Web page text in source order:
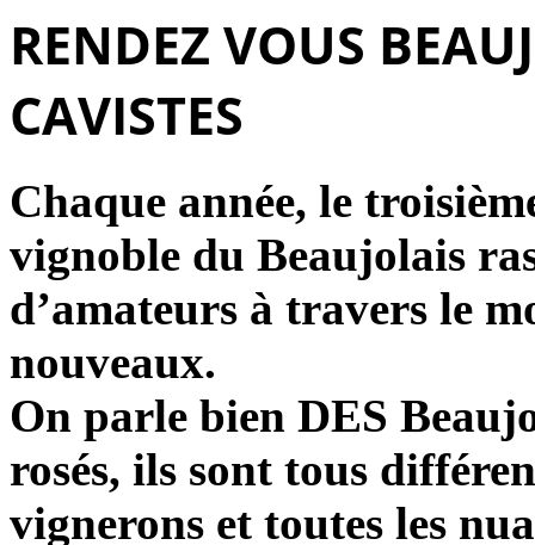
RENDEZ VOUS
CAVISTES
Chaque année, le
vignoble du Beaujolais
d’amateurs à travers le
nouveaux.
On parle bien DES
rosés, ils sont tous
vignerons et toutes les